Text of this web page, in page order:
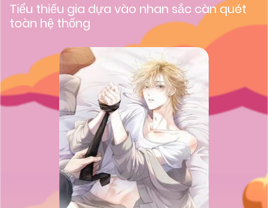
Tiểu thiếu gia dựa vào nhan sắc càn quét
toàn hệ thống